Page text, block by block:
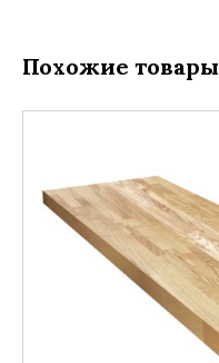
Похожие товары